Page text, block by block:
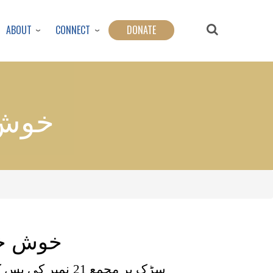
ABOUT CONNECT DONATE
خوش
سڑک پر مجمع